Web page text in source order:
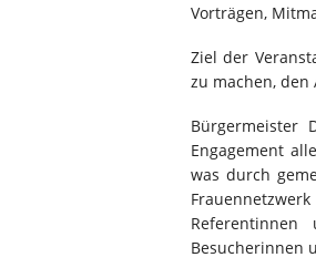
Vorträgen,
Ziel der
zu machen,
Bürgermeister
Engagement
was durch
Besucherinnen